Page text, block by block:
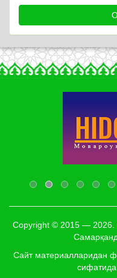
Copyright © 2015 — 2026.
Самарқанд
Сайт материалларидан